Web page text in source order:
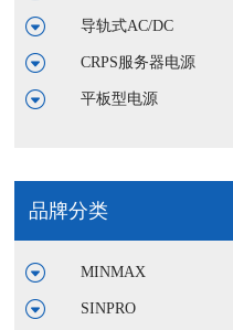
导轨式AC/DC
CRPS服务器电源
平板型电源
品牌分类
MINMAX
SINPRO